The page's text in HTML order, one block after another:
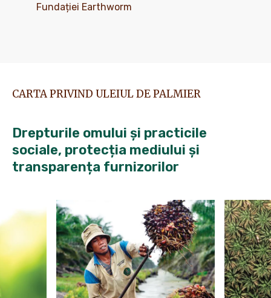
Fundației Earthworm
CARTA PRIVIND ULEIUL DE PALMIER
Drepturile omului și practicile
sociale, protecția mediului și
transparența furnizorilor